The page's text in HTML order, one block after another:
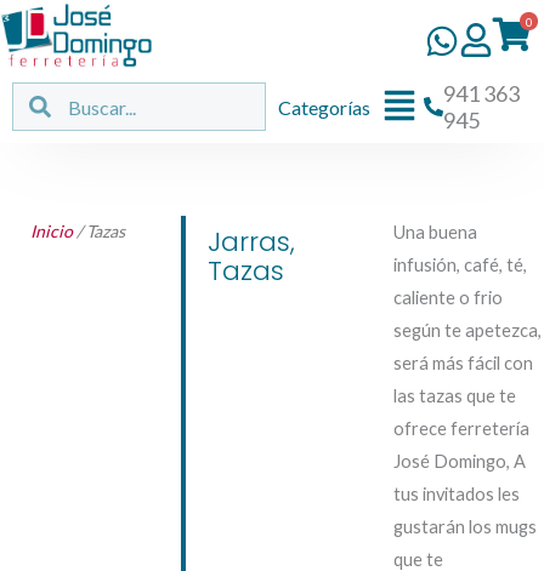
Ir
al
contenido
0
Buscar Buscar
Flyout
Categorías
941 363
945
Inicio/ Tazas Jarras,
Tazas
Una buena
infusión, café, té,
caliente o frio
según te apetezca,
será más fácil con
las tazas que te
ofrece ferretería
José Domingo, A
tus invitados les
gustarán los mugs
que te